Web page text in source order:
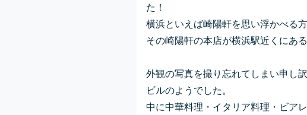
た！
横浜といえば崎陽軒を思い浮かべる
その崎陽軒の本店が横浜駅近くにあ
外観の写真を撮り忘れてしまい申し
ビルのようでした。
中に中華料理・イタリア料理・ビア